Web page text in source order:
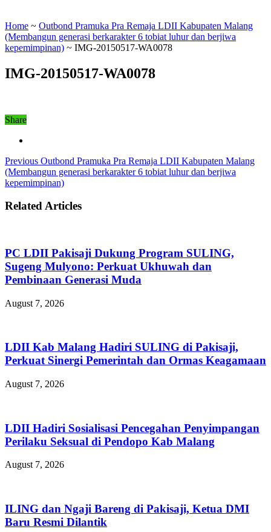
Home ~ Outbond Pramuka Pra Remaja LDII Kabupaten Malang
(Membangun generasi berkarakter 6 tobiat luhur dan berjiwa
kepemimpinan) ~ IMG-20150517-WA0078
IMG-20150517-WA0078
Share
Previous Outbond Pramuka Pra Remaja LDII Kabupaten Malang
(Membangun generasi berkarakter 6 tobiat luhur dan berjiwa
kepemimpinan)
Related Articles
PC LDII Pakisaji Dukung Program SULING,
Sugeng Mulyono: Perkuat Ukhuwah dan
Pembinaan Generasi Muda
August 7, 2026
LDII Kab Malang Hadiri SULING di Pakisaji,
Perkuat Sinergi Pemerintah dan Ormas Keagamaan
August 7, 2026
LDII Hadiri Sosialisasi Pencegahan Penyimpangan
Perilaku Seksual di Pendopo Kab Malang
August 7, 2026
ILING dan Ngaji Bareng di Pakisaji, Ketua DMI
Baru Resmi Dilantik